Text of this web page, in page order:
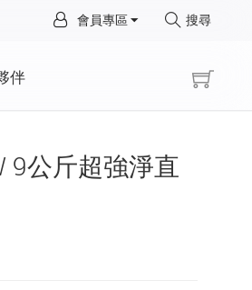
會員專區 搜尋
伴
9公斤超強淨直